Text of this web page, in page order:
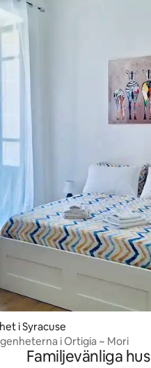
i Syracuse
i Ortigia ~ Mori
Familjevänliga hus